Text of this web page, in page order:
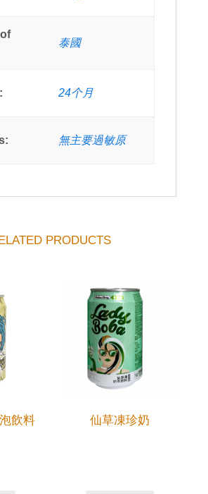
泰國
24个月
無主要過敏原
PRODUCTS
飲料 仙草凍珍奶